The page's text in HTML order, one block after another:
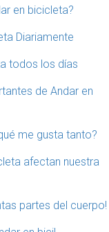
en bicicleta?
Diariamente
todos los días
de Andar en
me gusta tanto?
afectan nuestra
partes del cuerpo!